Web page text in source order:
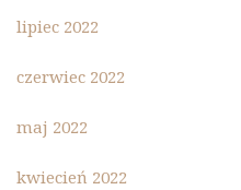
lipiec 2022
czerwiec 2022
maj 2022
kwiecień 2022